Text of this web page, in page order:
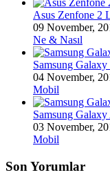
Asus Zenfone 2
09 November,
Ne & Nasıl
Samsung
04 November,
Mobil
Samsung
03 November,
Mobil
Son Yorumlar